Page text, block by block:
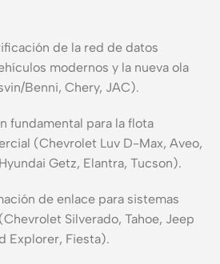
de la red de datos
modernos y la nueva ola
Benni, Chery, JAC).
fundamental para la flota
(Chevrolet Luv D-Max, Aveo,
Getz, Elantra, Tucson).
de enlace para sistemas
Silverado, Tahoe, Jeep
Explorer, Fiesta).